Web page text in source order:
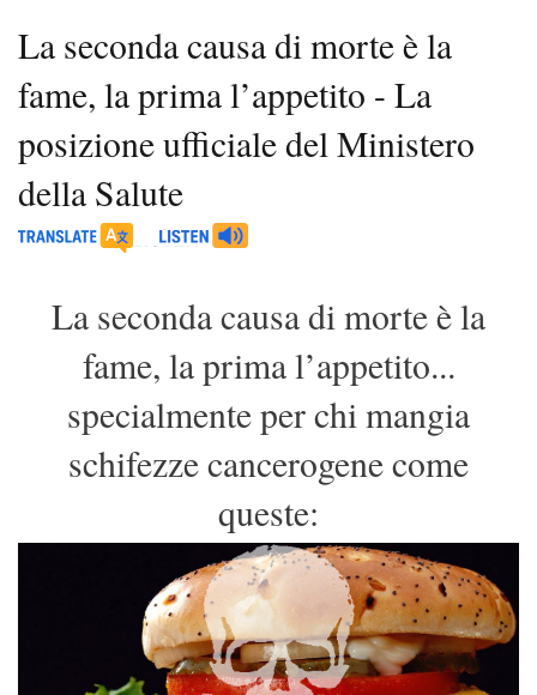
La seconda causa di morte è la
fame, la prima l’appetito - La
posizione ufficiale del Ministero
della Salute
La seconda causa di morte è la
fame, la prima l’appetito...
specialmente per chi mangia
schifezze cancerogene come
queste: